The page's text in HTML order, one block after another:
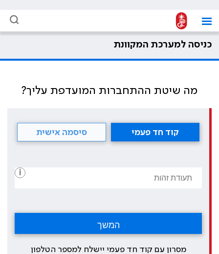
כניסה למערכת המקוונת
מה שיטת ההתחברות המועדפת עליך?
קוד חד פעמי סיסמה אישית
i
מסרון עם קוד חד פעמי יישלח למספר הטלפון